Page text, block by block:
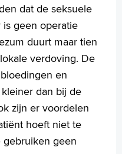
dat de seksuele
is geen operatie
duurt maar tien
verdoving. De
en
dan bij de
zijn er voordelen
hoeft niet te
geen